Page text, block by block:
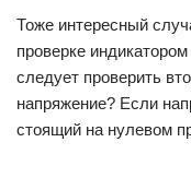
Тоже интересный
проверке
следует проверить
напряжение? Если
стоящий на нулевом